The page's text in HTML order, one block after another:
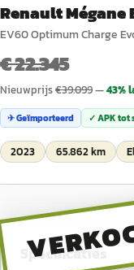
Renault Mégane
EV60 Optimum Charge
€ 22.345
Nieuwprijs€39.099—43%
✈ Geïmporteerd ✓ APK tot
2023 65.862 km
Specificaties